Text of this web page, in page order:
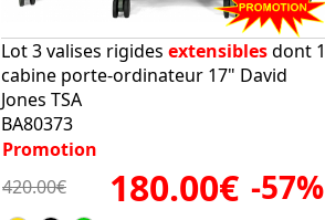
Lot 3 valises rigides extensiblesdont 1
cabine porte-ordinateur 17" David
Jones TSA
BA80373
Promotion
420.00€
180.00€ -57%